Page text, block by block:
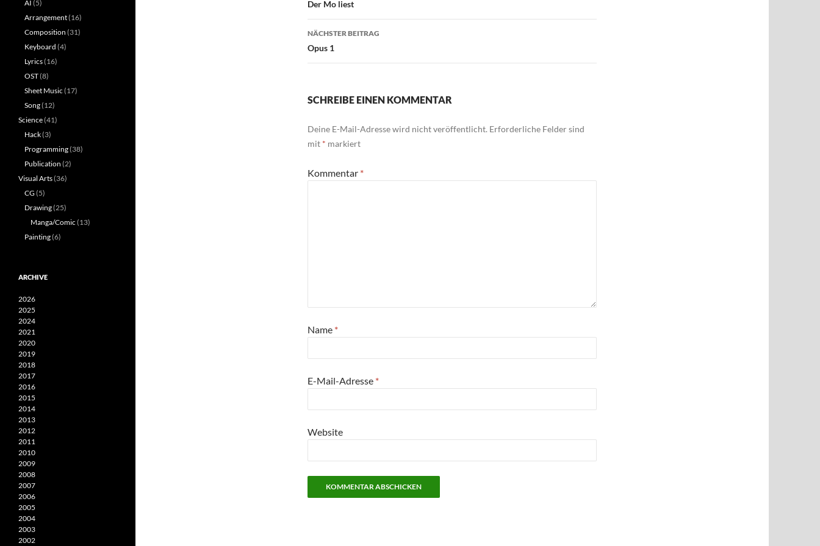
Der Mo liest
NÄCHSTER BEITRAG
Opus 1
SCHREIBE EINEN KOMMENTAR
Deine E-Mail-Adresse wird nicht veröffentlicht. Erforderliche Felder sind
mit * markiert
Kommentar *
Name *
E-Mail-Adresse *
Website
AI (5)
Arrangement(16)
Composition (31)
Keyboard (4)
Lyrics(16)
OST(8)
Sheet Music (17)
Song(12)
Science(41)
Hack(3)
Programming(38)
Publication (2)
Visual Arts(36)
CG (5)
Drawing(25)
Manga/Comic (13)
Painting(6)
ARCHIVE
2026
2025
2024
2021
2020
2019
2018
2017
2016
2015
2014
2013
2012
2011
2010
2009
2008
2007
2006
2005
2004
2003
2002